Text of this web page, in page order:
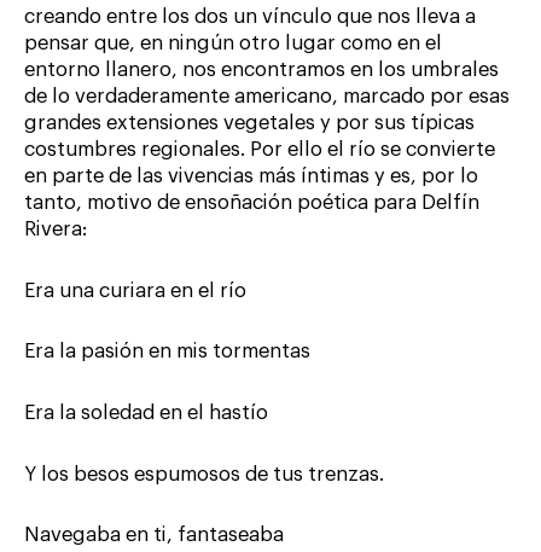
creando entre los dos un vínculo que nos lleva a
pensar que, en ningún otro lugar como en el
entorno llanero, nos encontramos en los umbrales
de lo verdaderamente americano, marcado por esas
grandes extensiones vegetales y por sus típicas
costumbres regionales. Por ello el río se convierte
en parte de las vivencias más íntimas y es, por lo
tanto, motivo de ensoñación poética para Delfín
Rivera:
Era una curiara en el río
Era la pasión en mis tormentas
Era la soledad en el hastío
Y los besos espumosos de tus trenzas.
Navegaba en ti, fantaseaba